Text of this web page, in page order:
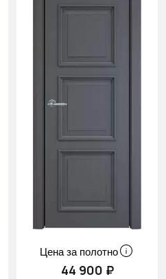
Цена за полотно
44 900 ₽